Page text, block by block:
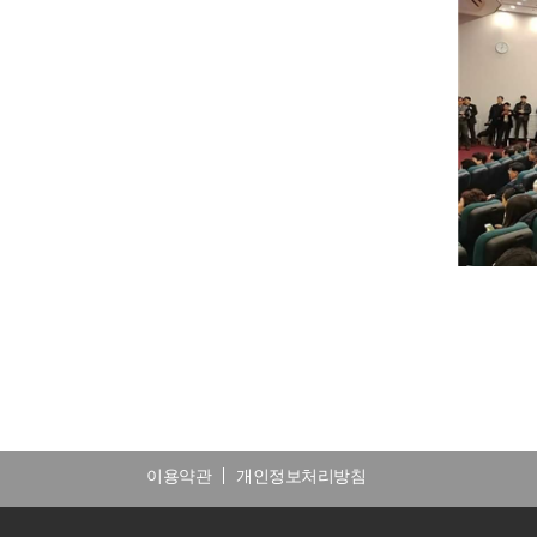
이용약관 개인정보처리방침